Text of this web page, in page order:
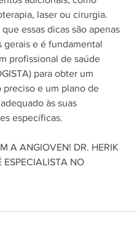
laser ou cirurgia.
essas dicas são apenas
gerais e é fundamental
profissional de saúde
para obter um
preciso e um plano de
às suas
específicas.
A ANGIOVEN! DR. HERIK
ESPECIALISTA NO